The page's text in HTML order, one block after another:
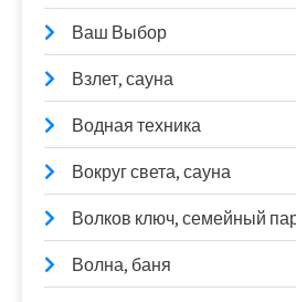
Ваш Выбор
Взлет, сауна
Водная техника
Вокруг света, сауна
Волков ключ, семейный
Волна, баня